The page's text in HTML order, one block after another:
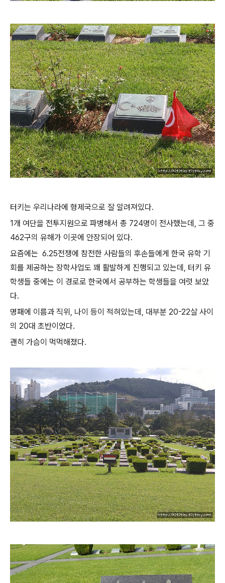
터키는 우리나라에 형제국으로 잘 알려져있다.
1개 여단을 전투지원으로 파병해서 총 724명이 전사했는데, 그 중
462구의 유해가 이곳에 안장되어 있다.
요즘에는 6.25전쟁에 참전한 사람들의 후손들에게 한국 유학 기
회를 제공하는 장학사업도 꽤 활발하게 진행되고 있는데, 터키 유
학생들 중에는 이 경로로 한국에서 공부하는 학생들을 여럿 보았
다.
명패에 이름과 직위, 나이 등이 적혀있는데, 대부분 20-22살 사이
의 20대 초반이었다.
괜히 가슴이 먹먹해졌다.